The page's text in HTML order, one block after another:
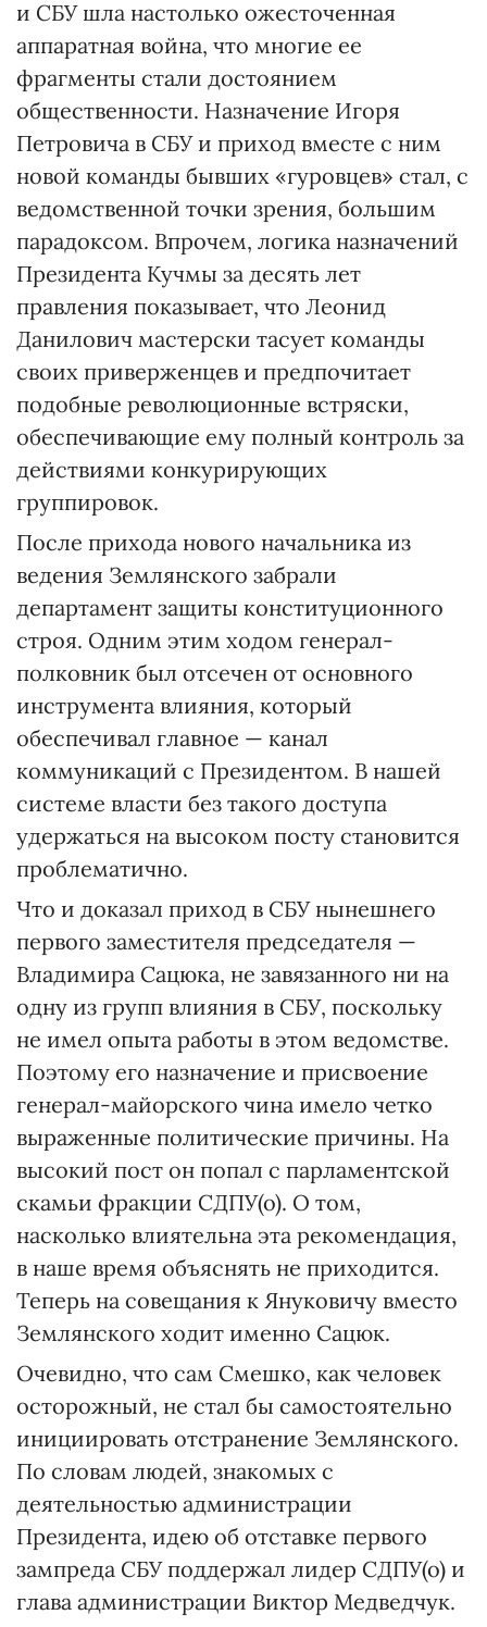
и СБУ шла настолько ожесточенная
аппаратная война, что многие ее
фрагменты стали достоянием
общественности. Назначение Игоря
Петровича в СБУ и приход вместе с ним
новой команды бывших «гуровцев» стал, с
ведомственной точки зрения, большим
парадоксом. Впрочем, логика назначений
Президента Кучмы за десять лет
правления показывает, что Леонид
Данилович мастерски тасует команды
своих приверженцев и предпочитает
подобные революционные встряски,
обеспечивающие ему полный контроль за
действиями конкурирующих
группировок.
После прихода нового начальника из
ведения Землянского забрали
департамент защиты конституционного
строя. Одним этим ходом генерал-
полковник был отсечен от основного
инструмента влияния, который
обеспечивал главное — канал
коммуникаций с Президентом. В нашей
системе власти без такого доступа
удержаться на высоком посту становится
проблематично.
Что и доказал приход в СБУ нынешнего
первого заместителя председателя —
Владимира Сацюка, не завязанного ни на
одну из групп влияния в СБУ, поскольку
не имел опыта работы в этом ведомстве.
Поэтому его назначение и присвоение
генерал-майорского чина имело четко
выраженные политические причины. На
высокий пост он попал с парламентской
скамьи фракции СДПУ(о). О том,
насколько влиятельна эта рекомендация,
в наше время объяснять не приходится.
Теперь на совещания к Януковичу вместо
Землянского ходит именно Сацюк.
Очевидно, что сам Смешко, как человек
осторожный, не стал бы самостоятельно
инициировать отстранение Землянского.
По словам людей, знакомых с
деятельностью администрации
Президента, идею об отставке первого
зампреда СБУ поддержал лидер СДПУ(о) и
глава администрации Виктор Медведчук.